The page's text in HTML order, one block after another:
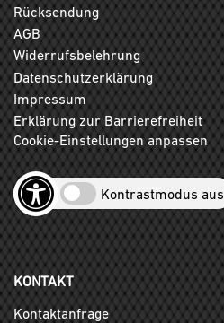
Rücksendung
AGB
Widerrufsbelehrung
Datenschutzerklärung
Impressum
Erklärung zur Barrierefreiheit
Cookie-Einstellungen anpassen
Kontrastmodus aus
KONTAKT
Kontaktanfrage